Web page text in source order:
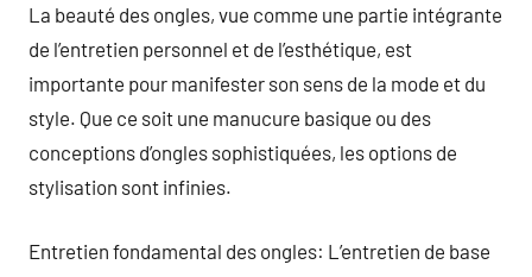
La beauté des ongles, vue comme une partie intégrante
de l’entretien personnel et de l’esthétique, est
importante pour manifester son sens de la mode et du
style. Que ce soit une manucure basique ou des
conceptions d’ongles sophistiquées, les options de
stylisation sont infinies.
Entretien fondamental des ongles: L’entretien de base